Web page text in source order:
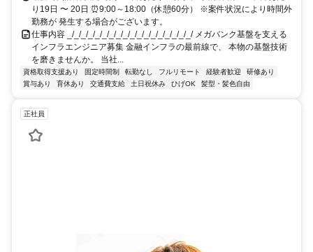
り19日 〜 20日 ⏰9:00～18:00（休憩60分） ※案件状況により時間外
勤務が 発生する場合がございます。
仕事内容 _/_/_/_/_/_/_/_/_/_/_/_/_/_/_/_/_/_/ メガバンク基盤を支える
インフラエンジニア募集 金融インフラの最前線で、 本物の基盤技術
を磨きませんか。 当社...
資格取得支援あり 固定時間制 転勤なし フルリモート 経験者歓迎
研修あり
賞与あり
育休あり 交通費支給 土日祝休み ひげOK 髪型・髪色自由
正社員